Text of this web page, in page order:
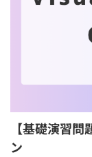
【基礎演習
ン